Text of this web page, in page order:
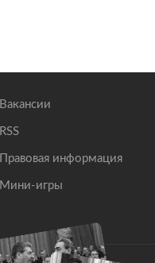
Вакансии
RSS
Правовая информация
Мини-игры